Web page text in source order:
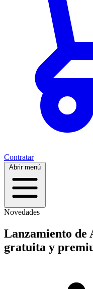
Contratar
Abrir menú
Novedades
Lanzamiento de
gratuita y